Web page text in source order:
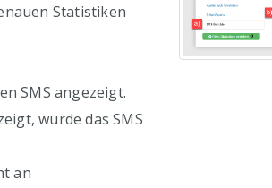
Statistiken
SMS angezeigt.
wurde das SMS
an